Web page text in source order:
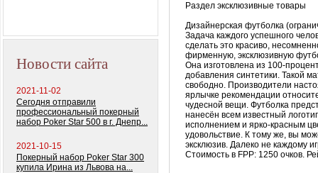
Новости сайта
2021-11-02
Сегодня отправили
профессиональный покерный
набор Poker Star 500 в г. Днепр...
2021-10-15
Покерный набор Poker Star 300
купила Ирина из Львова на...
Раздел эксклюзивные товары
Дизайнерская футболка
Задача каждого успешного
сделать это красиво,
фирменную, эксклюзивную
Она изготовлена из 100-
добавления синтетики. Такой
свободно. Производители
ярлычке рекомендации
чудесной вещи. Футболка
нанесён всем известный
исполнением и ярко-красным
удовольствие. К тому же, вы
эксклюзив. Далеко не каждому
Стоимость в FPP: 1250 очков.